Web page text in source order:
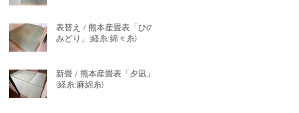
表替え / 熊本産畳表「ひの
みどり」(経糸:綿々糸)
新畳 / 熊本産畳表「夕凪」
(経糸:麻綿糸)